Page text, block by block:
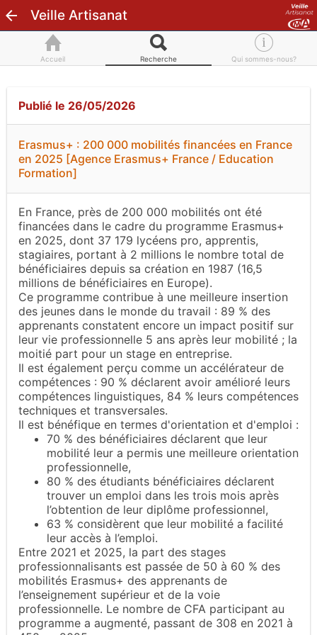
Veille Artisanat
Accueil Recherche Qui sommes-nous?
Publié le 26/05/2026
Erasmus+ : 200 000 mobilités financées en France
en 2025 [Agence Erasmus+ France / Education
Formation]
En France, près de 200 000 mobilités ont été
financées dans le cadre du programme Erasmus+
en 2025, dont 37 179 lycéens pro, apprentis,
stagiaires, portant à 2 millions le nombre total de
bénéficiaires depuis sa création en 1987 (16,5
millions de bénéficiaires en Europe).
Ce programme contribue à une meilleure insertion
des jeunes dans le monde du travail : 89 % des
apprenants constatent encore un impact positif sur
leur vie professionnelle 5 ans après leur mobilité ; la
moitié part pour un stage en entreprise.
Il est également perçu comme un accélérateur de
compétences : 90 % déclarent avoir amélioré leurs
compétences linguistiques, 84 % leurs compétences
techniques et transversales.
Il est bénéfique en termes d'orientation et d'emploi :
70 % des bénéficiaires déclarent que leur
mobilité leur a permis une meilleure orientation
professionnelle,
80 % des étudiants bénéficiaires déclarent
trouver un emploi dans les trois mois après
l’obtention de leur diplôme professionnel,
63 % considèrent que leur mobilité a facilité
leur accès à l’emploi.
Entre 2021 et 2025, la part des stages
professionnalisants est passée de 50 à 60 % des
mobilités Erasmus+ des apprenants de
l’enseignement supérieur et de la voie
professionnelle. Le nombre de CFA participant au
programme a augmenté, passant de 308 en 2021 à